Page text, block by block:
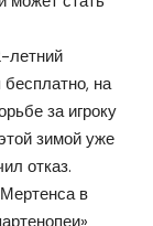
летний
на
за игроку
зимой уже
отказ.
в